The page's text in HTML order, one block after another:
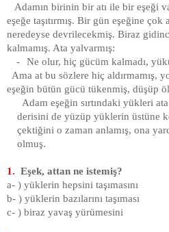
Adamın birinin bir atı ile bir eşeği
eşeğe taşıtırmış. Bir gün eşeğine
neredeyse devrilecekmiş. Biraz
kalmamış. Ata yalvarmış:
-
Ne olur, hiç gücüm kalmadı,
Ama at bu sözlere hiç aldırmamış,
eşeğin bütün gücü tükenmiş, düşüp
Adam eşeğin sırtındaki yükleri
derisini de yüzüp yüklerin üstüne
çektiğini o zaman anlamış, ona
olmuş.
Ezop
1. Eşek, attan ne istemiş?
a- ) yüklerin hepsini taşımasını
b- ) yüklerin bazılarını taşıması
c- ) biraz yavaş yürümesini